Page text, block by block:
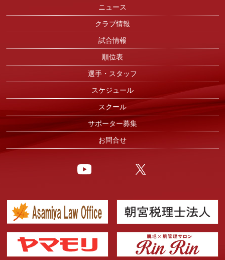
ニュース
クラブ情報
試合情報
順位表
選手・スタッフ
スケジュール
スクール
サポーター募集
お問合せ